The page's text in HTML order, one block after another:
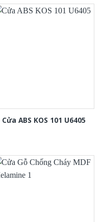
Cửa ABS KOS 101 U6405